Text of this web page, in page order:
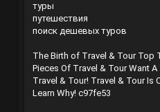
туры
путешествия
поиск дешевых туров
The Birth of Travel & Tour Top
Pieces Of Travel & Tour Want A
Travel & Tour! Travel & Tour Is
Learn Why!c97fe53